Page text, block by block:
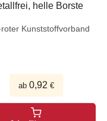
helle Borste
Kunststoffvorband
ab 0,92 €